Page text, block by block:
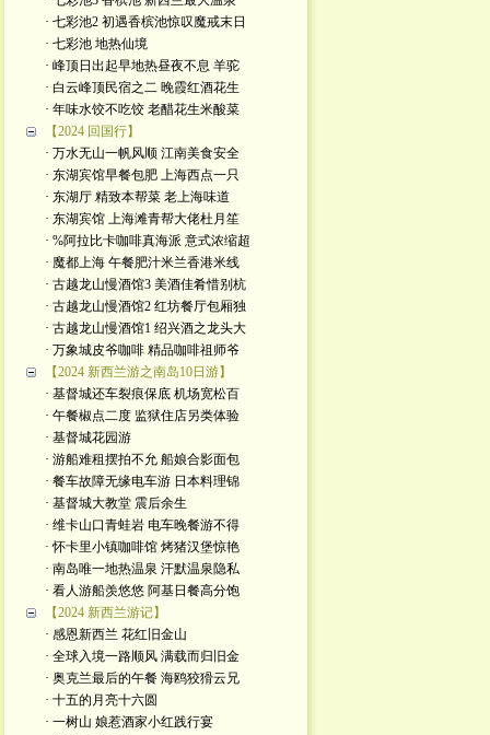
· 七彩池2 初遇香槟池惊叹魔戒末日
· 七彩池 地热仙境
· 峰顶日出起早地热昼夜不息 羊驼
· 白云峰顶民宿之二 晚霞红酒花生
· 年味水饺不吃饺 老醋花生米酸菜
【2024 回国行】
· 万水无山一帆风顺 江南美食安全
· 东湖宾馆早餐包肥 上海西点一只
· 东湖厅 精致本帮菜 老上海味道
· 东湖宾馆 上海滩青帮大佬杜月笙
· %阿拉比卡咖啡真海派 意式浓缩超
· 魔都上海 午餐肥汁米兰香港米线
· 古越龙山慢酒馆3 美酒佳肴惜别杭
· 古越龙山慢酒馆2 红坊餐厅包厢独
· 古越龙山慢酒馆1 绍兴酒之龙头大
· 万象城皮爷咖啡 精品咖啡祖师爷
【2024 新西兰游之南岛10日游】
· 基督城还车裂痕保底 机场宽松百
· 午餐椒点二度 监狱住店另类体验
· 基督城花园游
· 游船难租摆拍不允 船娘合影面包
· 餐车故障无缘电车游 日本料理锦
· 基督城大教堂 震后余生
· 维卡山口青蛙岩 电车晚餐游不得
· 怀卡里小镇咖啡馆 烤猪汉堡惊艳
· 南岛唯一地热温泉 汗默温泉隐私
· 看人游船羡悠悠 阿基日餐高分饱
【2024 新西兰游记】
· 感恩新西兰 花红旧金山
· 全球入境一路顺风 满载而归旧金
· 奥克兰最后的午餐 海鸥狡猾云兄
· 十五的月亮十六圆
· 一树山 娘惹酒家小红践行宴